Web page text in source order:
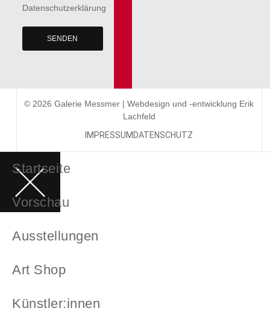
Datenschutzerklärung
SENDEN
© 2026 Galerie Messmer | Webdesign und -entwicklung Erik
Lachfeld
IMPRESSUM DATENSCHUTZ
Startseite
Vorschau
Ausstellungen
Art Shop
Künstler:innen